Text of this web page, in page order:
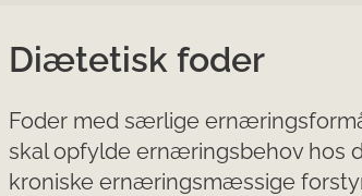
Diætetisk foder
Foder med særlige
skal opfylde ernæringsbehov hos
kroniske ernæringsmæssige